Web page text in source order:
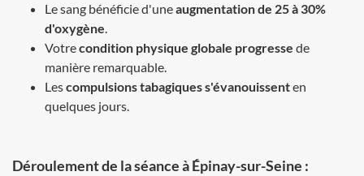
Le sang bénéficie d'uneaugmentation de 25 à 30%
d'oxygène.
Votrecondition physique globale progresse de
manière remarquable.
Lescompulsions tabagiques s'évanouissenten
quelques jours.
Déroulement de la séance à Épinay-sur-Seine :